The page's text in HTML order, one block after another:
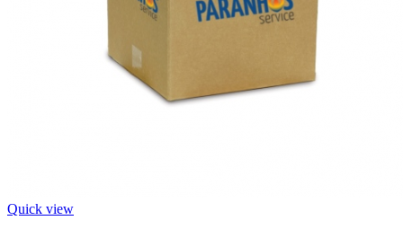
Quick view